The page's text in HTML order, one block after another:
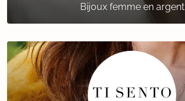
Bijoux femme en argent